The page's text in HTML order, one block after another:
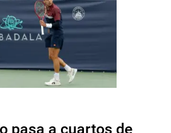
pasa a cuartos de